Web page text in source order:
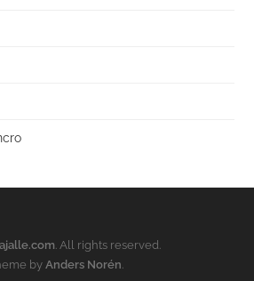
. All rights reserved.
by Anders Norén.